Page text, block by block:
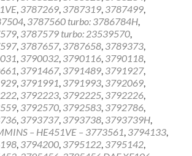
, 3787269, 3787319, 3787499,
, 3787560 turbo: 3786784H,
, 3787579 turbo: 23539570,
, 3787657, 3787658, 3789373,
, 3790032, 3790116, 3790118,
, 3791467, 3791489, 3791927,
, 3791991, 3791993, 3792069,
, 3792223, 3792225, 3792226,
, 3792570, 3792583, 3792786,
, 3793737, 3793738, 3793739H,
– HE451VE – 3773561, 3794133,
, 3794200, 3795122, 3795142,